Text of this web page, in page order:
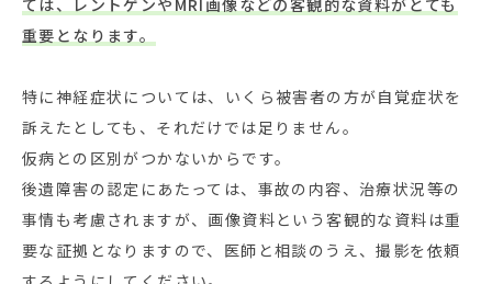
重要となります。
特に神経症状については、いくら被害者の方が自覚症状を
訴えたとしても、それだけでは足りません。
仮病との区別がつかないからです。
後遺障害の認定にあたっては、事故の内容、治療状況等の
事情も考慮されますが、画像資料という客観的な資料は重
要な証拠となりますので、医師と相談のうえ、撮影を依頼